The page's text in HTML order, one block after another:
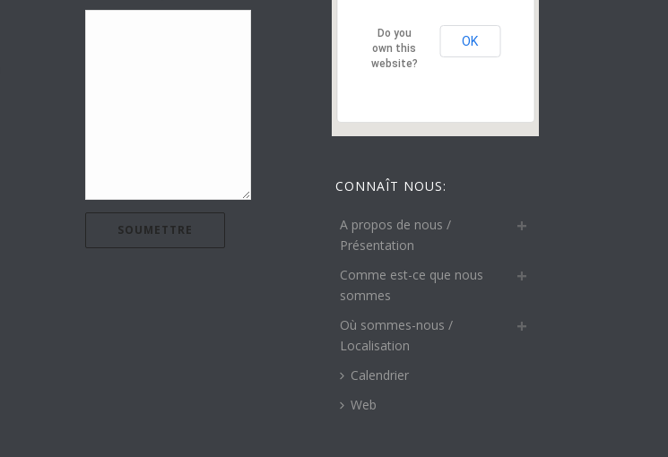
Do you
own this
website?
OK
CONNAÎT NOUS:
A propos de nous /
Présentation
Comme est-ce que nous
sommes
Où sommes-nous /
Localisation
Calendrier
Web